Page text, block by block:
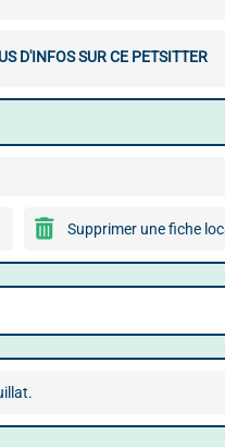
D'INFOS SUR CE PETSITTER
Supprimer une fiche